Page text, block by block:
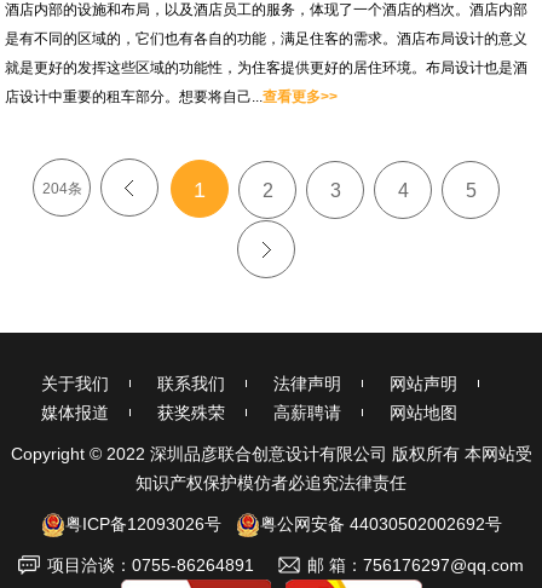
酒店内部的设施和布局，以及酒店员工的服务，体现了一个酒店的档次。酒店内部
是有不同的区域的，它们也有各自的功能，满足住客的需求。酒店布局设计的意义
就是更好的发挥这些区域的功能性，为住客提供更好的居住环境。布局设计也是酒
店设计中重要的租车部分。想要将自己...查看更多>>
204条 < 1 2 3 4 5
>
关于我们 联系我们 法律声明
网站声明
媒体报道
获奖殊荣 高薪聘请 网站地图
Copyright © 2022 深圳品彦联合创意设计有限公司 版权所有 本网站受
知识产权保护模仿者必追究法律责任
粤ICP备12093026号 粤公网安备 44030502002692号
项目洽谈：0755-86264891 邮 箱：756176297@qq.com